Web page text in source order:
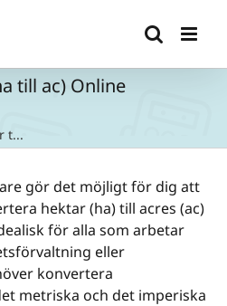
till ac) Online
t...
gör det möjligt för dig att
hektar (ha) till acres (ac)
för alla som arbetar
eller
konvertera
metriska och det imperiska